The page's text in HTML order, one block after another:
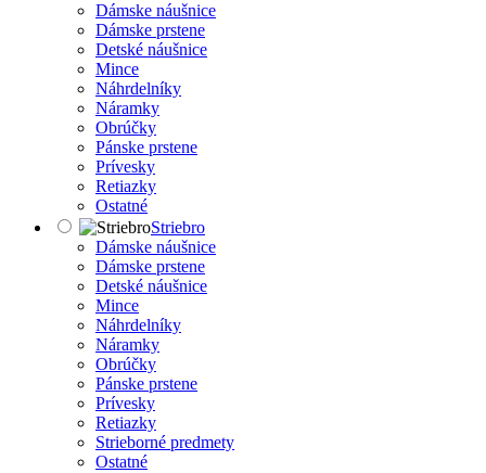
Dámske náušnice
Dámske prstene
Detské náušnice
Mince
Náhrdelníky
Náramky
Obrúčky
Pánske prstene
Prívesky
Retiazky
Ostatné
Striebro
Dámske náušnice
Dámske prstene
Detské náušnice
Mince
Náhrdelníky
Náramky
Obrúčky
Pánske prstene
Prívesky
Retiazky
Strieborné predmety
Ostatné